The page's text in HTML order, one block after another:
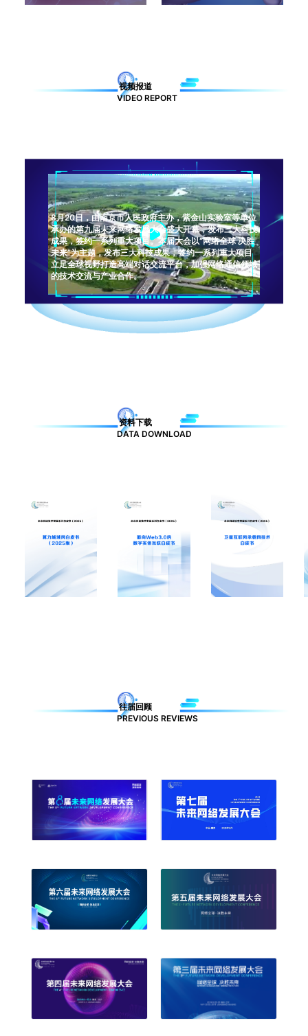
视频报道
VIDEO REPORT
8月20日，由南京市人民政府主办，紫金山实验室等单位
承办的第九届未来网络发展大会盛大开幕，发布三大科技
成果，签约一系列重大项目。本届大会以“网络全球 决胜
未来”为主题，发布三大科技成果，签约一系列重大项目
立足全球视野打造高端对话交流平台，加强网络通信领域
的技术交流与产业合作。
资料下载
DATA DOWNLOAD
往届回顾
PREVIOUS REVIEWS